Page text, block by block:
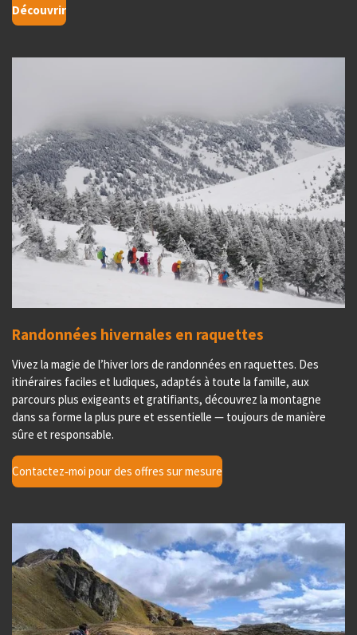
Découvrir
Randonnées hivernales en raquettes
Vivez la magie de l’hiver lors de randonnées en raquettes. Des
itinéraires faciles et ludiques, adaptés à toute la famille, aux
parcours plus exigeants et gratifiants, découvrez la montagne
dans sa forme la plus pure et essentielle — toujours de manière
sûre et responsable.
Contactez‑moi pour des offres sur mesure